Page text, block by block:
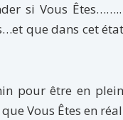
si Vous
que dans cet
pour être en
que Vous Êtes en